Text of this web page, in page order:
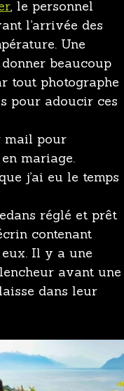
, le personnel
l’arrivée des
Une
beaucoup
tout photographe
pour adoucir ces
mail pour
mariage.
j’ai eu le temps
réglé et prêt
contenant
Il y a une
avant une
dans leur